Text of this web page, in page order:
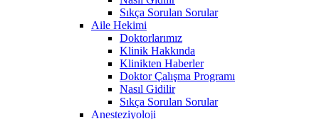
Sıkça Sorulan Sorular
Aile Hekimi
Doktorlarımız
Klinik Hakkında
Klinikten Haberler
Doktor Çalışma Programı
Nasıl Gidilir
Sıkça Sorulan Sorular
Anesteziyoloji